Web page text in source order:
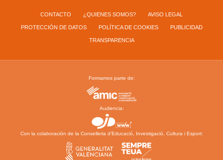
CONTACTO ¿QUIENES SOMOS? AVISO LEGAL
PROTECCIÓN DE DATOS POLÍTICA DE COOKIES PUBLICIDAD
TRANSPARENCIA
Formamos parte de:
Audiencia:
Con la colaboración de la Conselleria d’Educació, Investigació, Cultura i Esport: